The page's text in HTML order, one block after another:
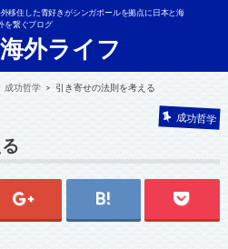
移住した青好きがシンガポールを拠点に日本と海
を繋ぐブログ
外ライフ
成功哲学 引き寄せの法則を考える
成功哲学